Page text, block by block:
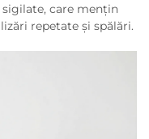
care mențin
repetate și spălări.